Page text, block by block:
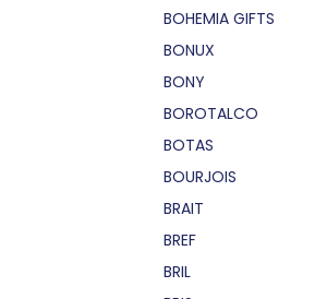
BOHEMIA GIFTS
BONUX
BONY
BOROTALCO
BOTAS
BOURJOIS
BRAIT
BREF
BRIL